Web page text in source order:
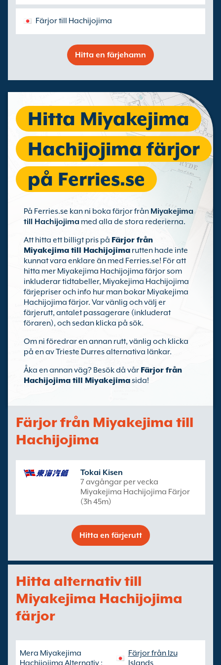
Färjor till Hachijojima
Hitta en färjehamn
Hitta Miyakejima
Hachijojima färjor
på Ferries.se
På Ferries.se kan ni boka färjor från Miyakejima
till Hachijojima med alla de stora rederierna.
Att hitta ett billigt pris på Färjor från
Miyakejima till Hachijojima rutten hade inte
kunnat vara enklare än med Ferries.se! För att
hitta mer Miyakejima Hachijojima färjor som
inkluderar tidtabeller, Miyakejima Hachijojima
färjepriser och info hur man bokar Miyakejima
Hachijojima färjor. Var vänlig och välj er
färjerutt, antalet passagerare (inkluderat
föraren), och sedan klicka på sök.
Om ni föredrar en annan rutt, vänlig och klicka
på en av Trieste Durres alternativa länkar.
Åka en annan väg? Besök då vår Färjor från
Hachijojima till Miyakejimasida!
Färjor från Miyakejima till
Hachijojima
Tokai Kisen
7 avgångar per vecka
Miyakejima Hachijojima Färjor
(3h 45m)
Hitta en färjerutt
Hitta alternativ till
Miyakejima Hachijojima
färjor
Mera Miyakejima
Hachijojima Alternativ :
Färjor från Izu
Islands